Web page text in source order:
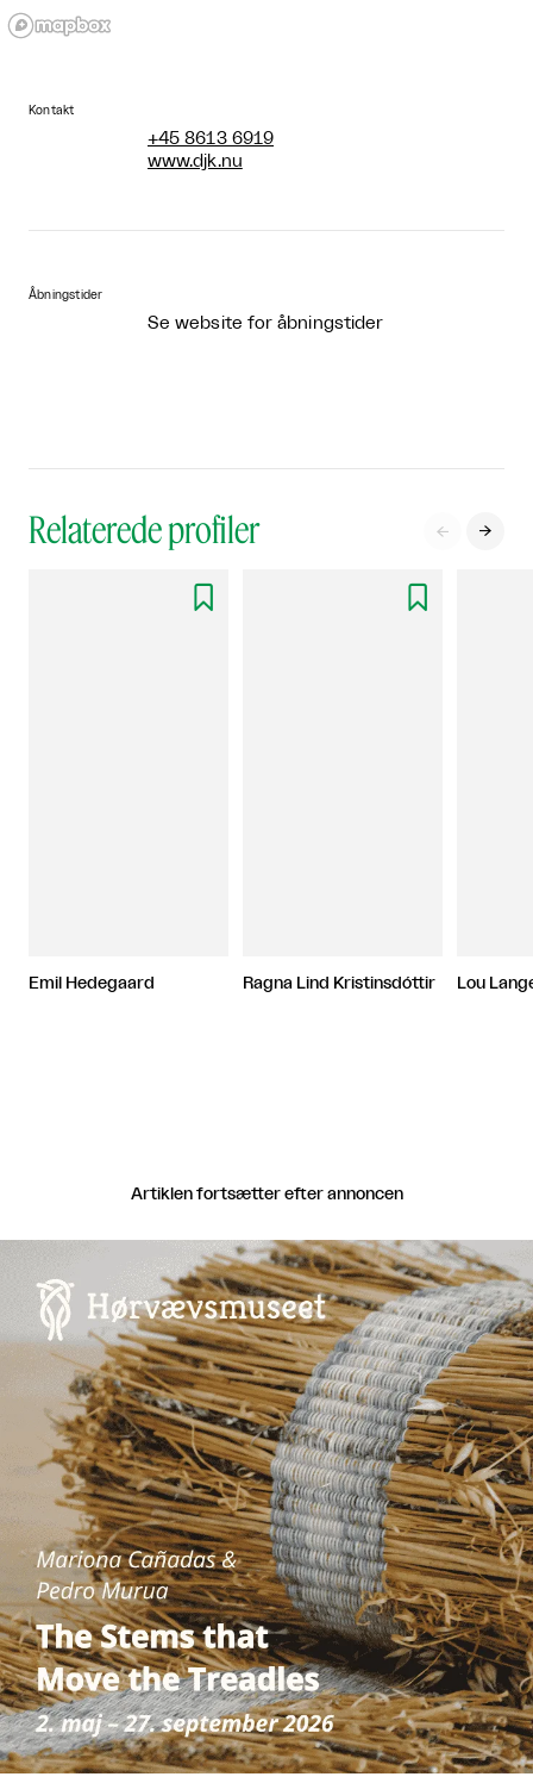
Kontakt
+45 8613 6919
www.djk.nu
Åbningstider
Se website for åbningstider
Relaterede profiler  

Emil Hedegaard

Ragna Lind Kristinsdóttir Lou
Artiklen fortsætter efter annoncen